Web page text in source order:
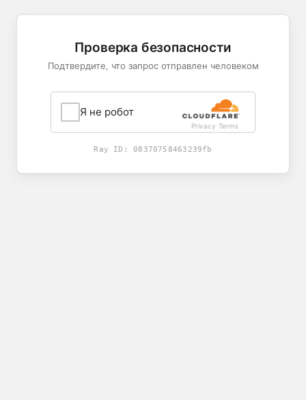
Проверка безопасности
Подтвердите, что запрос отправлен человеком
Я не робот
Privacy-Terms
Ray ID: 08370758463239fb